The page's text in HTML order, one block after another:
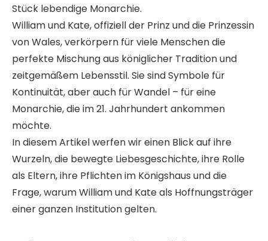
Stück lebendige Monarchie.
William und Kate, offiziell der Prinz und die Prinzessin
von Wales, verkörpern für viele Menschen die
perfekte Mischung aus königlicher Tradition und
zeitgemäßem Lebensstil. Sie sind Symbole für
Kontinuität, aber auch für Wandel – für eine
Monarchie, die im 21. Jahrhundert ankommen
möchte.
In diesem Artikel werfen wir einen Blick auf ihre
Wurzeln, die bewegte Liebesgeschichte, ihre Rolle
als Eltern, ihre Pflichten im Königshaus und die
Frage, warum William und Kate als Hoffnungsträger
einer ganzen Institution gelten.